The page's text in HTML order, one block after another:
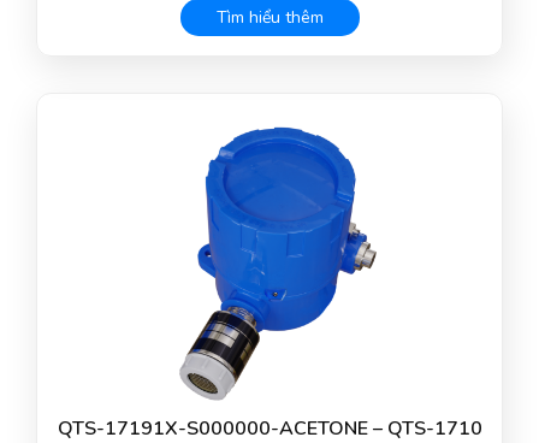
Tìm hiểu thêm
QTS-17191X-S000000-ACETONE – QTS-1710